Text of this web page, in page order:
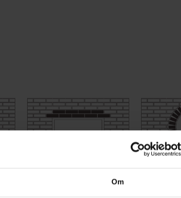
Om
Dubbelskifts balk Rund balk